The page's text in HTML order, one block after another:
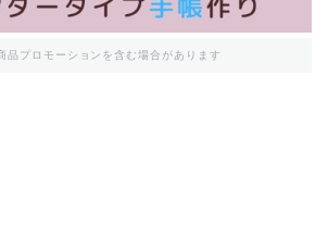
品プロモーションを含む場合があります